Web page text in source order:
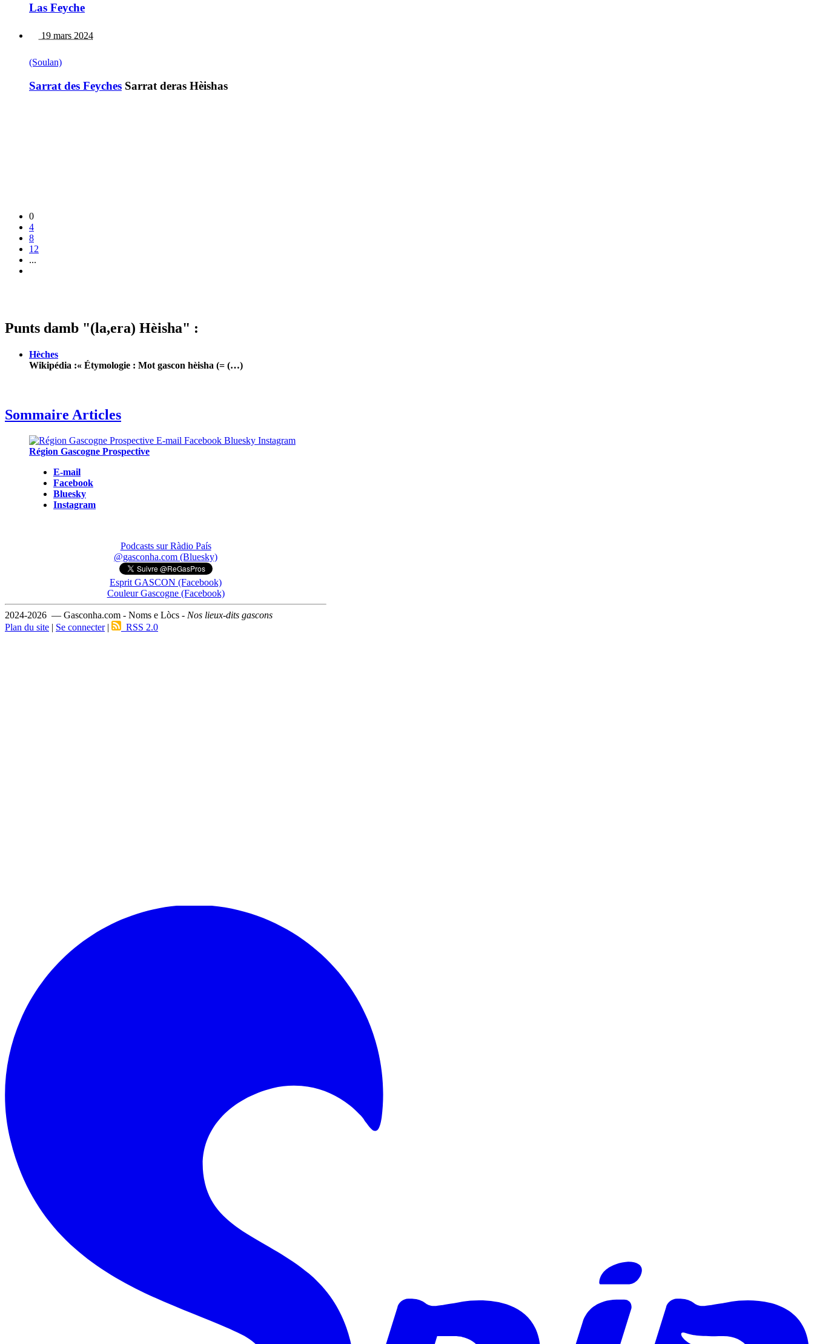
Las Feyche
19 mars 2024
(Soulan)
Sarrat des Feyches Sarrat deras Hèishas
0
4
8
12
...
Punts damb "(la,era) Hèisha" :
Hèches
Wikipédia :« Étymologie : Mot gascon hèisha (= (…)
Sommaire Articles
Région Gascogne Prospective
E-mail
Facebook
Bluesky
Instagram
Podcasts sur Ràdio País
@gasconha.com (Bluesky)
Esprit GASCON (Facebook)
Couleur Gascogne (Facebook)
2024-2026 — Gasconha.com - Noms e Lòcs - Nos lieux-dits gascons
Plan du site | Se connecter| RSS 2.0